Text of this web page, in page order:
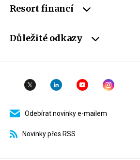
Resort financí
Důležité odkazy
Odebírat novinky e-mailem
Novinky přes RSS